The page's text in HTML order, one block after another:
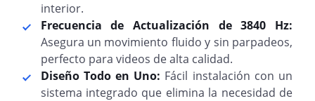
interior.
Frecuencia de Actualización de 3840 Hz:
Asegura un movimiento fluido y sin parpadeos,
perfecto para videos de alta calidad.
Diseño Todo en Uno: Fácil instalación con un
sistema integrado que elimina la necesidad de